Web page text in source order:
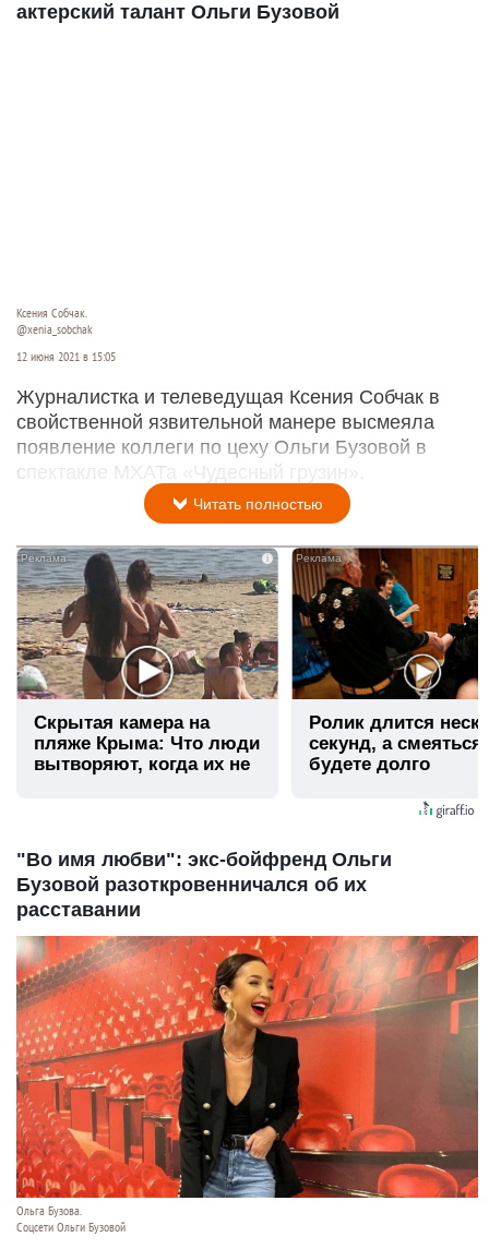
актерский талант Ольги Бузовой
Ксения Собчак.
@xenia_sobchak
12 июня 2021 в 15:05
Журналистка и телеведущая Ксения Собчак в
свойственной язвительной манере высмеяла
появление коллеги по цеху Ольги Бузовой в
спектакле МХАТа «Чудесный грузин».
Читать полностью
i
Скрытая камера на
пляже Крыма: Что люди
вытворяют, когда их не
Ролик длится
секунд, а
будете долго
"Во имя любви": экс-бойфренд Ольги
Бузовой разоткровенничался об их
расставании
Ольга Бузова.
Соцсети Ольги Бузовой